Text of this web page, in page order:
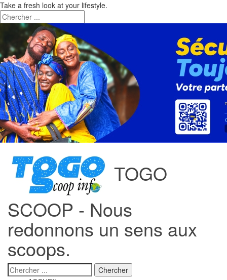
Take a fresh look at your lifestyle.
TOGO
SCOOP - Nous
redonnons un sens aux
scoops.